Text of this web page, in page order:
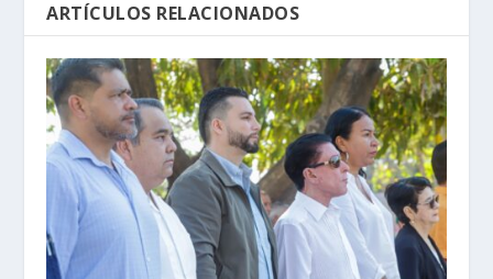
ARTÍCULOS RELACIONADOS